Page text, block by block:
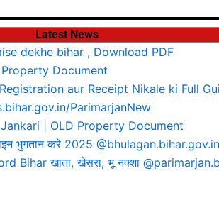
Latest News
dekhe bihar , Download PDF
Document
aur Receipt Nikale ki Full
ParimarjanNew
| OLD Property Document
भुगतान करे 2025 @bhulagan.bihar.gov.in
Bihar खाता, खेसरा, भू नक्शा